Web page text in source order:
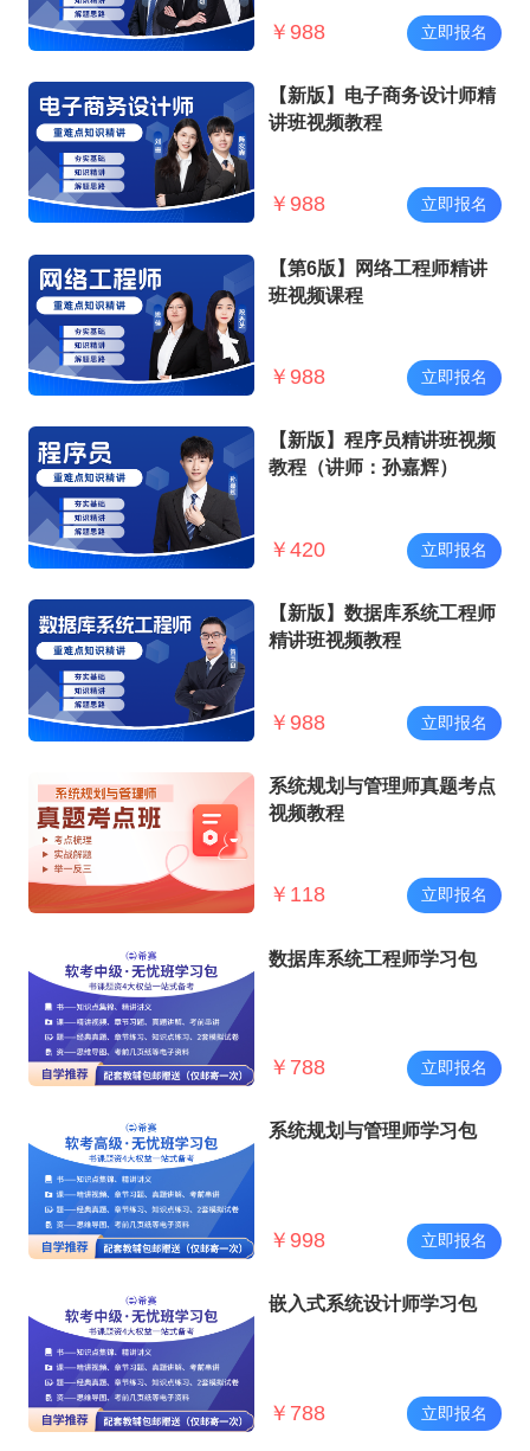
￥ 988 立即报名
【新版】电子商务设计师精
讲班视频教程
￥ 988 立即报名
【第6版】网络工程师精讲
班视频课程
￥ 988 立即报名
【新版】程序员精讲班视频
教程（讲师：孙嘉辉）
￥ 420 立即报名
【新版】数据库系统工程师
精讲班视频教程
￥ 988 立即报名
系统规划与管理师真题考点
视频教程
￥ 118 立即报名
数据库系统工程师学习包
￥ 788 立即报名
系统规划与管理师学习包
￥ 998 立即报名
嵌入式系统设计师学习包
￥ 788 立即报名